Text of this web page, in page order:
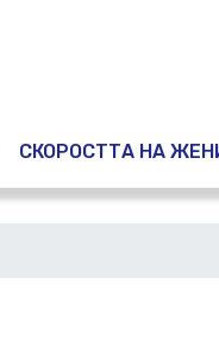
СКОРОСТТА НА